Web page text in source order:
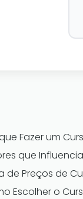
Fazer um
que
de Preços de
Escolher o